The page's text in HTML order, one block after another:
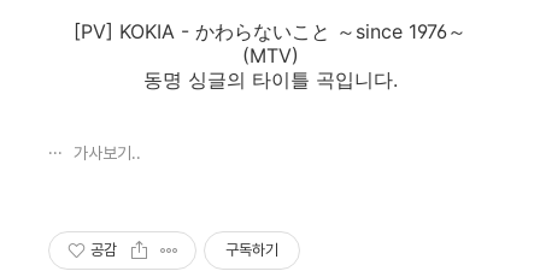
[PV] KOKIA - かわらないこと ～since 1976～
(MTV)
동명 싱글의 타이틀 곡입니다.
가사보기..
공감 구독하기